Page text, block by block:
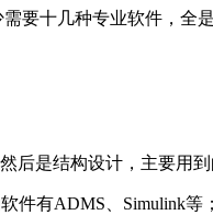
要十几种专业软件，全
后是结构设计，主要用
件有ADMS、Simulink